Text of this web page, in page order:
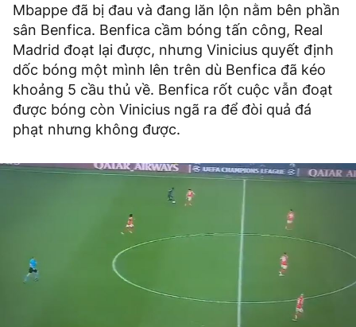
Mbappe đã bị đau và đang lăn lộn nằm bên phần
sân Benfica. Benfica cầm bóng tấn công, Real
Madrid đoạt lại được, nhưng Vinicius quyết định
dốc bóng một mình lên trên dù Benfica đã kéo
khoảng 5 cầu thủ về. Benfica rốt cuộc vẫn đoạt
được bóng còn Vinicius ngã ra để đòi quả đá
phạt nhưng không được.